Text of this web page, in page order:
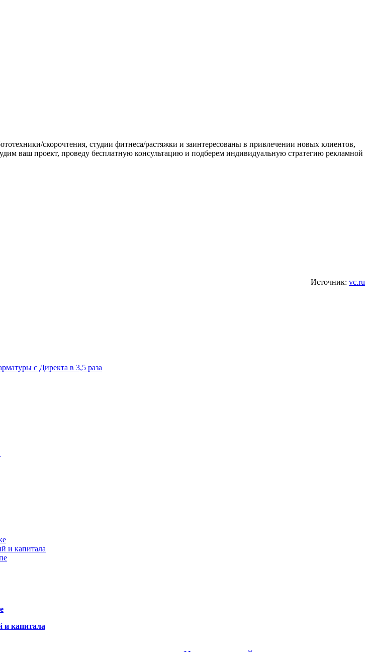
скорочтения, студии фитнеса/растяжки и заинтересованы в привлечении новых клиентов,
ваш проект, проведу бесплатную консультацию и подберем индивидуальную стратегию рекламной
Источник: vc.ru
с Директа в 3,5 раза
и капитала
и капитала